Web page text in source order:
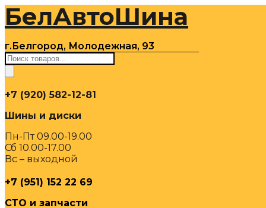
Перейти
содержимому
БелАвтоШина
г.Белгород, Молодежная, 93
Поиск
товаров
+7 (920) 582-12-81
Шины и диски
Пн-Пт 09.00-19.00
Сб 10.00-17.00
Вс – выходной
+7 (951) 152 22 69
СТО и запчасти